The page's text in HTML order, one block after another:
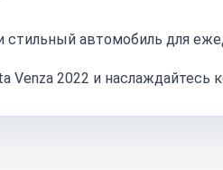
автомобиль для
Venza 2022 и